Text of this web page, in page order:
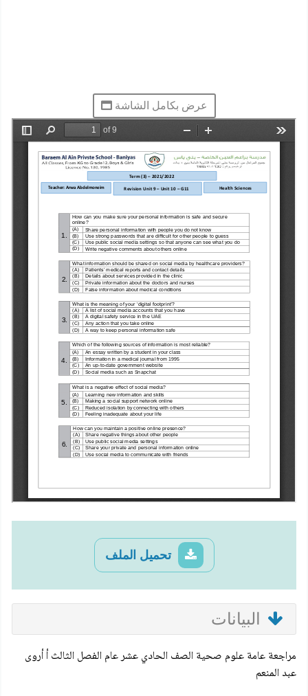
عرض بكامل الشاشة
تحميل الملف
البيانات
مراجعة عامة علوم صحية الصف الحادي عشر عام الفصل الثالث أ أروى
عبد المنعم